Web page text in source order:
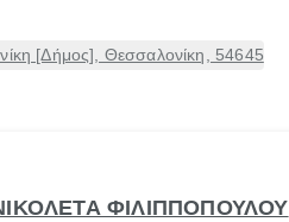
[Δήμος], Θεσσαλονίκη, 54645
ΦΙΛΙΠΠΟΠΟΥΛΟΥ